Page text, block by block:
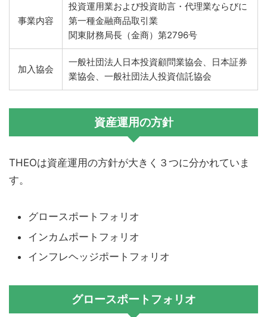
事業内容
投資運用業および投資助言・代理業ならびに
第一種金融商品取引業
関東財務局長（金商）第2796号
加入協会
一般社団法人日本投資顧問業協会、日本証券
業協会、一般社団法人投資信託協会
資産運用の方針
THEOは資産運用の方針が大きく３つに分かれていま
す。
グロースポートフォリオ
インカムポートフォリオ
インフレヘッジポートフォリオ
グロースポートフォリオ